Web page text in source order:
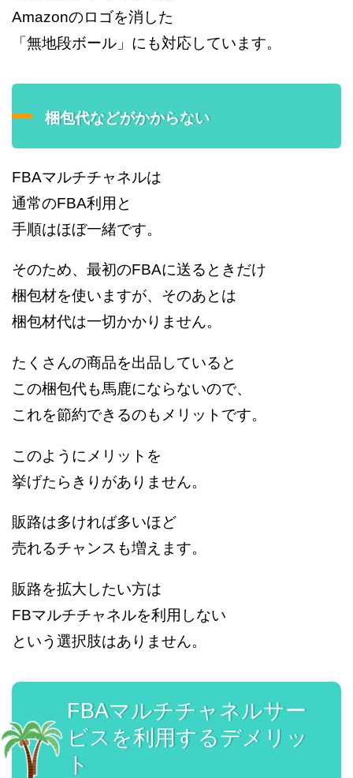
Amazonのロゴを消した
「無地段ボール」にも対応しています。
梱包代などがかからない
FBAマルチチャネルは
通常のFBA利用と
手順はほぼ一緒です。
そのため、最初のFBAに送るときだけ
梱包材を使いますが、そのあとは
梱包材代は一切かかりません。
たくさんの商品を出品していると
この梱包代も馬鹿にならないので、
これを節約できるのもメリットです。
このようにメリットを
挙げたらきりがありません。
販路は多ければ多いほど
売れるチャンスも増えます。
販路を拡大したい方は
FBマルチチャネルを利用しない
という選択肢はありません。
FBAマルチチャネルサー
ビスを利用するデメリッ
ト